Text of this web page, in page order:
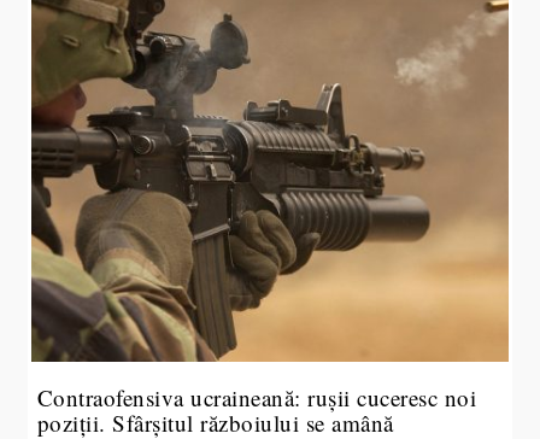
Contraofensiva ucraineană: rușii cuceresc noi
poziții. Sfârșitul războiului se amână